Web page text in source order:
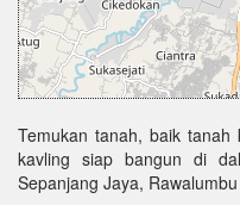
Temukan tanah, baik
kavling siap bangun di
Sepanjang Jaya,